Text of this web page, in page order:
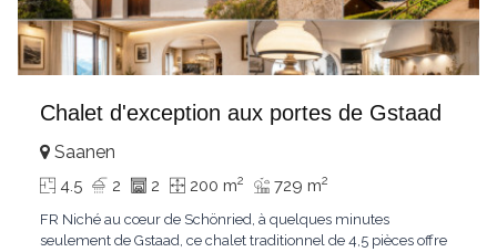
Chalet d'exception aux portes de Gstaad
Saanen
4.5 2 2 200 m2 729 m2
FR Niché au cœur de Schönried, à quelques minutes
seulement de Gstaad, ce chalet traditionnel de 4,5 pièces offre